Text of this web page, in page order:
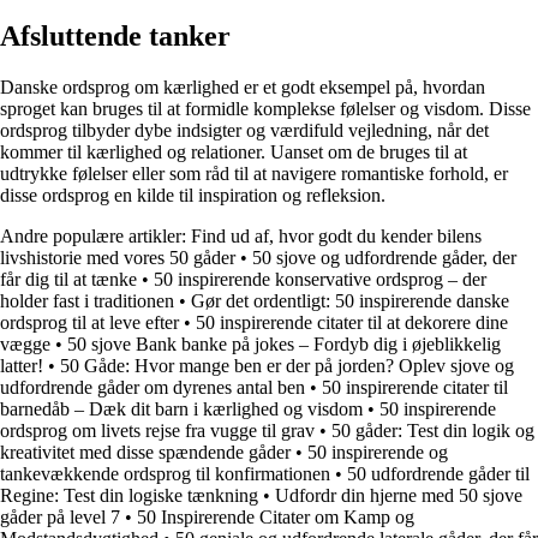
Afsluttende tanker
Danske ordsprog om kærlighed er et godt eksempel på, hvordan
sproget kan bruges til at formidle komplekse følelser og visdom. Disse
ordsprog tilbyder dybe indsigter og værdifuld vejledning, når det
kommer til kærlighed og relationer. Uanset om de bruges til at
udtrykke følelser eller som råd til at navigere romantiske forhold, er
disse ordsprog en kilde til inspiration og refleksion.
Andre populære artikler: Find ud af, hvor godt du kender bilens
livshistorie med vores 50 gåder• 50 sjove og udfordrende gåder, der
får dig til at tænke • 50 inspirerende konservative ordsprog – der
holder fast i traditionen • Gør det ordentligt: 50 inspirerende danske
ordsprog til at leve efter• 50 inspirerende citater til at dekorere dine
vægge • 50 sjove Bank banke på jokes – Fordyb dig i øjeblikkelig
latter! • 50 Gåde: Hvor mange ben er der på jorden? Oplev sjove og
udfordrende gåder om dyrenes antal ben • 50 inspirerende citater til
barnedåb – Dæk dit barn i kærlighed og visdom • 50 inspirerende
ordsprog om livets rejse fra vugge til grav • 50 gåder: Test din logik og
kreativitet med disse spændende gåder• 50 inspirerende og
tankevækkende ordsprog til konfirmationen • 50 udfordrende gåder til
Regine: Test din logiske tænkning • Udfordr din hjerne med 50 sjove
gåder på level 7 • 50 Inspirerende Citater om Kamp og